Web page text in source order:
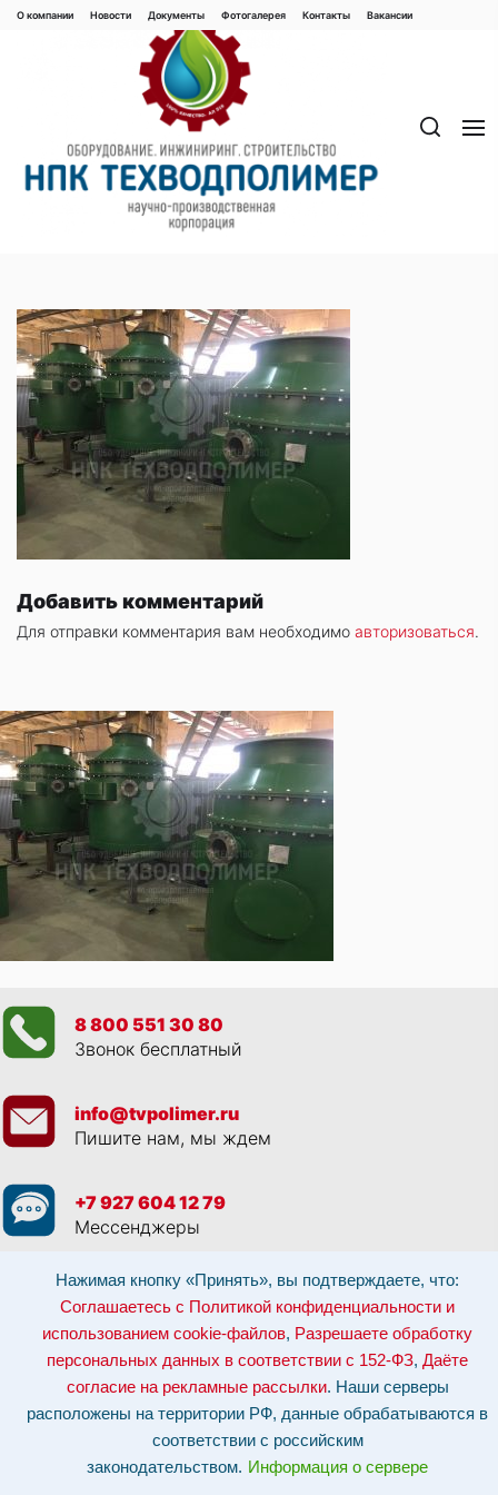
Нажимая кнопку «Принять», вы подтверждаете, что:
Соглашаетесь с Политикой конфиденциальности и
использованием cookie-файлов, Разрешаете обработку
персональных данных в соответствии с 152-ФЗ, Даёте
согласие на рекламные рассылки. Наши серверы
расположены на территории РФ, данные обрабатываются в
соответствии с российским
законодательством. Информация о сервере
Перейти
Добавить комментарий
Для отправки комментария вам необходимо авторизоваться.
О компании Новости Документы Фотогалерея Контaкты Вакaнсии
8 800 551 30 80
Звонок бесплатный
info@tvpolimer.ru
Пишите нам, мы ждем
+7 927 604 12 79
Мессенджеры
Просматривая данный веб сайт, и обращаясь к нам, вы:Соглашаетесь с
Политикой конфиденциальности и использованием cookie-файлов,
Разрешаете обработку персональных данных в соответствии с 152-ФЗ
Даёте согласие на рекламные рассылки.
Отозвать согласие на обработку персональных данных: по эл-почте:
info@tvpolimer.ru| по телефону8 800 551 30 80
соответствии с российским законодательством.Информация о сервере и
Сайт носит исключительно информационный характер и не является